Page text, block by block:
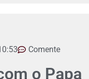
Comente
o Papa